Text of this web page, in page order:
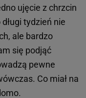
ujęcie z chrzcin
tydzień nie
ale bardzo
się podjąć
pewne
Co miał na